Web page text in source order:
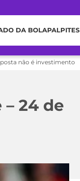
DA BOLAPALPITES
não é investimento
24 de